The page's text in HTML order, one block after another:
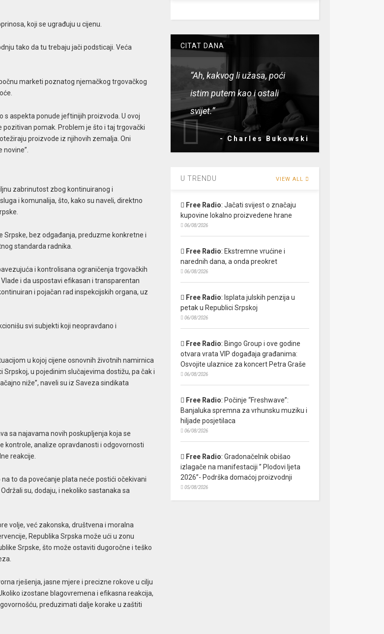
koji se ugrađuju u cijenu.
tako da tu trebaju jači podsticaji. Veća
marketi poznatog njemačkog trgovačkog
s aspekta ponude jeftinijih proizvoda. U ovoj
pomak. Problem je što i taj trgovački
proizvode iz njihovih zemalja. Oni
zabrinutost zbog kontinuiranog i
i komunalija, što, kako su naveli, direktno
Srpske, bez odgađanja, preduzme konkretne i
standarda radnika.
i kontrolisana ograničenja trgovačkih
i da uspostavi efikasan i transparentan
i pojačan rad inspekcijskih organa, uz
svi subjekti koji neopravdano i
u kojoj cijene osnovnih životnih namirnica
u pojedinim slučajevima dostižu, pa čak i
niže”, naveli su iz Saveza sindikata
sa najavama novih poskupljenja koja se
kontrole, analize opravdanosti i odgovornosti
reakcije.
to da povećanje plata neće postići očekivani
su, dodaju, i nekoliko sastanaka sa
volje, već zakonska, društvena i moralna
Republika Srpska može ući u zonu
Srpske, što može ostaviti dugoročne i teško
rješenja, jasne mjere i precizne rokove u cilju
izostane blagovremena i efikasna reakcija,
preduzimati dalje korake u zaštiti
CITAT DANA
“Ah, kakvog li užasa, poći
istim putem kao i ostali
svijet.”
- Charles Bukowski
U TRENDU VIEW ALL
Free Radio: Jačati svijest o značaju
kupovine lokalno proizvedene hrane
06/08/2026
Free Radio: Ekstremne vrućine i
narednih dana, a onda preokret
06/08/2026
Free Radio: Isplata julskih penzija u
petak u Republici Srpskoj
06/08/2026
Free Radio: Bingo Group i ove godine
otvara vrata VIP događaja građanima:
Osvojite ulaznice za koncert Petra Graše
06/08/2026
Free Radio: Počinje “Freshwave”:
Banjaluka spremna za vrhunsku muziku i
hiljade posjetilaca
06/08/2026
Free Radio: Gradonačelnik obišao
izlagače na manifestaciji ” Plodovi ljeta
2026”- Podrška domaćoj proizvodnji
05/08/2026